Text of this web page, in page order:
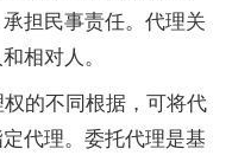
担民事责任。代理关
相对人。
的不同根据，可将代
代理。委托代理是基